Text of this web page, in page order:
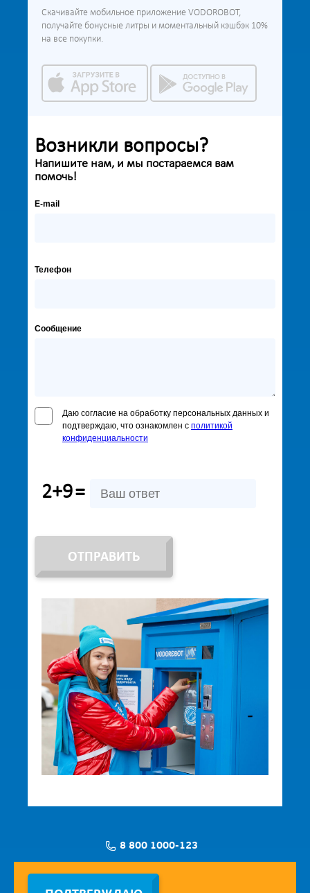
Скачивайте мобильное приложение VODOROBOT,
получайте бонусные литры и моментальный кэшбэк 10%
на все покупки.
Возникли вопросы?
Напишите нам, и мы постараемся вам
помочь!
E-mail
Телефон
Сообщение
Даю согласие на обработку персональных данных и
подтверждаю, что ознакомлен с политикой
конфиденциальности
2+9=
ОТПРАВИТЬ
8 800 1000-123
Заявка на установку